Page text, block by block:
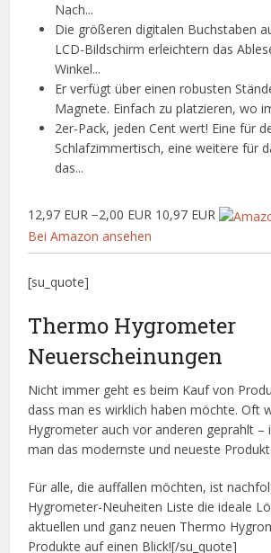
Nach...
Die größeren digitalen Buchstaben
LCD-Bildschirm erleichtern das
Winkel...
Er verfügt über einen robusten
Magnete. Einfach zu platzieren, wo
2er-Pack, jeden Cent wert! Eine für
Schlafzimmertisch, eine weitere für
das...
12,97 EUR −2,00 EUR 10,97 EUR
Bei Amazon ansehen
[su_quote]
Thermo Hygrometer
Neuerscheinungen
Nicht immer geht es beim Kauf von
dass man es wirklich haben möchte. Oft
Hygrometer auch vor anderen geprahlt –
man das modernste und neueste
Für alle, die auffallen möchten, ist
Hygrometer-Neuheiten Liste die ideale
aktuellen und ganz neuen Thermo
Produkte auf einen Blick![/su_quote]